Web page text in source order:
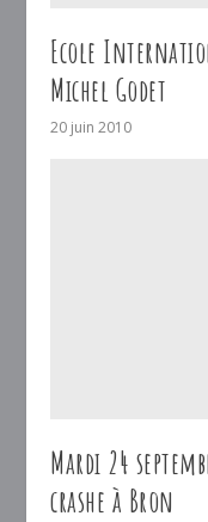
Ecole
Michel Godet
20 juin 2010
Mardi 24
crashe à Bron